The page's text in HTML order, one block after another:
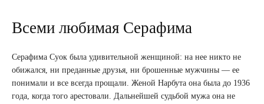
Всеми любимая Серафима
Серафима Суок была удивительной женщиной: на нее никто не
обижался, ни преданные друзья, ни брошенные мужчины — ее
понимали и все всегда прощали. Женой Нарбута она была до 1936
года, когда того арестовали. Дальнейшей судьбой мужа она не